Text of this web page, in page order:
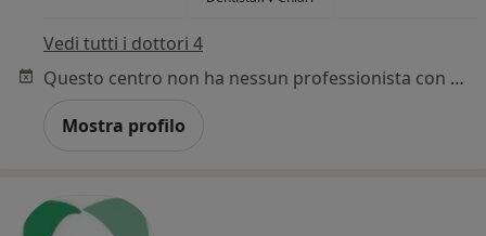
Vedi tutti i dottori 4
Questo centro non ha nessun professionista con date disponibili
Mostra profilo